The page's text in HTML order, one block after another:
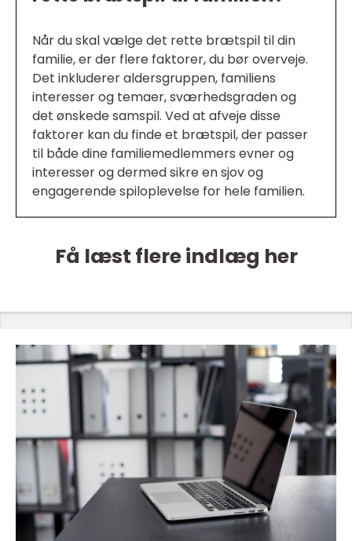
Når du skal vælge det rette brætspil til din
familie, er der flere faktorer, du bør overveje.
Det inkluderer aldersgruppen, familiens
interesser og temaer, sværhedsgraden og
det ønskede samspil. Ved at afveje disse
faktorer kan du finde et brætspil, der passer
til både dine familiemedlemmers evner og
interesser og dermed sikre en sjov og
engagerende spiloplevelse for hele familien.
Få læst flere indlæg her